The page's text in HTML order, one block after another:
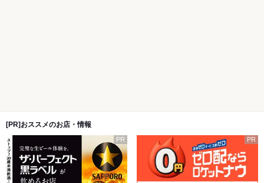
[PR]おススメのお店・情報
PR PR